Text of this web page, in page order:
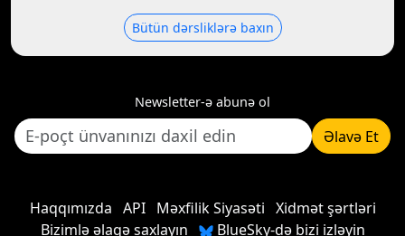
Bütün dərsliklərə baxın
Newsletter-ə abunə ol
Əlavə Et
Haqqımızda API Məxfilik Siyasəti Xidmət şərtləri
Bizimlə əlaqə saxlayın
BlueSky-də bizi izləyin